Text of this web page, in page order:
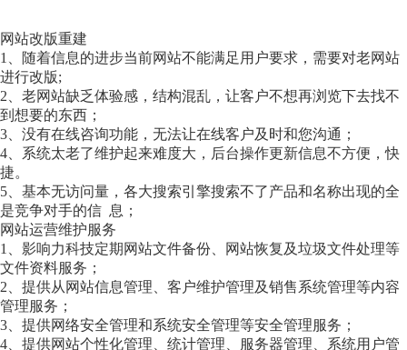
网站改版重建
1、随着信息的进步当前网站不能满足用户要求，需要对老网站
进行改版;
2、老网站缺乏体验感，结构混乱，让客户不想再浏览下去找不
到想要的东西；
3、没有在线咨询功能，无法让在线客户及时和您沟通；
4、系统太老了维护起来难度大，后台操作更新信息不方便，快
捷。
5、基本无访问量，各大搜索引擎搜索不了产品和名称出现的全
是竞争对手的信 息；
网站运营维护服务
1、影响力科技定期网站文件备份、网站恢复及垃圾文件处理等
文件资料服务；
2、提供从网站信息管理、客户维护管理及销售系统管理等内容
管理服务；
3、提供网络安全管理和系统安全管理等安全管理服务；
4、提供网站个性化管理、统计管理、服务器管理、系统用户管